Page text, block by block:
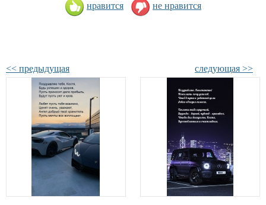
нравится не нравится
<< предыдущая следующая >>